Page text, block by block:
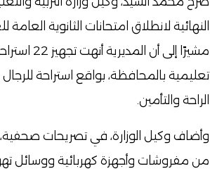
تعليمية بالمحافظة، بواقع استراحة
الراحة والتأمين.
وأضاف وكيل الوزارة، في تصريحات صحفية،
من مفروشات وأجهزة كهربائية ووسائل